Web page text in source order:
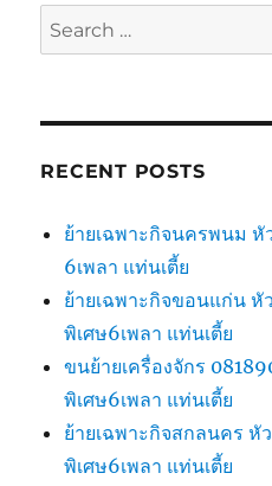
Search
for:
RECENT POSTS
ย้ายเฉพาะกิจนครพนม หั
6เพลา แท่นเตี้ย
ย้ายเฉพาะกิจขอนแก่น หั
พิเศษ6เพลา แท่นเตี้ย
ขนย้ายเครื่องจักร
พิเศษ6เพลา แท่นเตี้ย
ย้ายเฉพาะกิจสกลนคร หั
พิเศษ6เพลา แท่นเตี้ย